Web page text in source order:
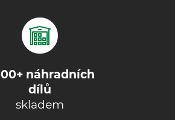
náhradních
dílů
skladem